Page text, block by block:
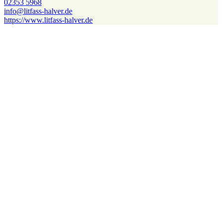
02353 5968
info@​litfass-halver.de
https://www.litfass-halver.de